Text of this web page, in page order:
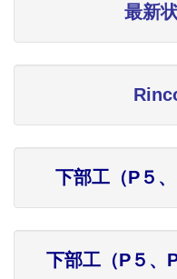
最新
下部工（P５
下部工（P５、